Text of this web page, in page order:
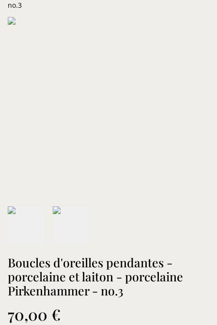
no.3
Boucles d'oreilles pendantes -
porcelaine et laiton - porcelaine
Pirkenhammer - no.3
70,00 €